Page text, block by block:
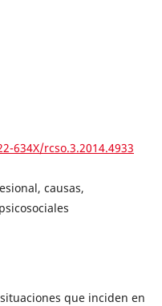
634X/rcso.3.2014.4933
causas,
que inciden en